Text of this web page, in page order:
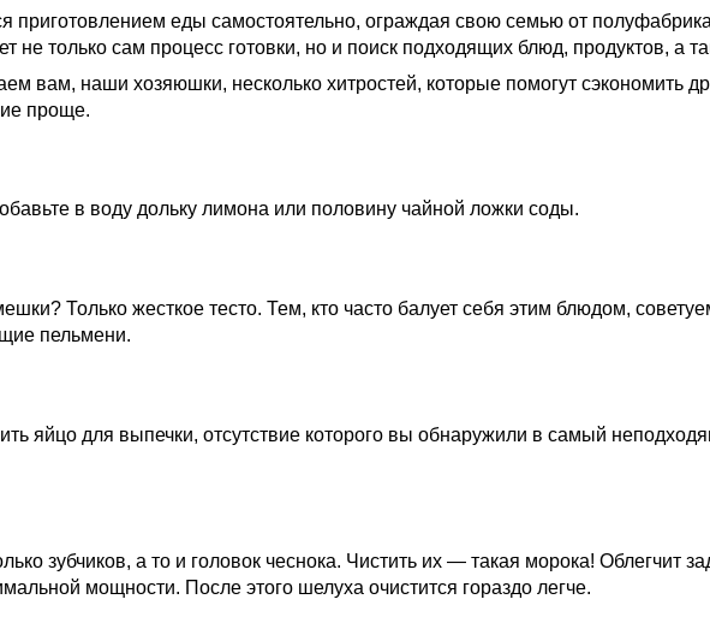
еды самостоятельно, ограждая свою семью от
только сам процесс готовки, но и поиск подходящих блюд, продуктов, а
вам, наши хозяюшки, несколько хитростей, которые помогут сэкономить
проще.
в воду дольку лимона или половину чайной ложки соды.
Только жесткое тесто. Тем, кто часто балует себя этим блюдом,
пельмени.
яйцо для выпечки, отсутствие которого вы обнаружили в самый
зубчиков, а то и головок чеснока. Чистить их — такая морока! Облегчит
мощности. После этого шелуха очистится гораздо легче.